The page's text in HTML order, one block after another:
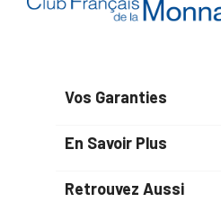
Vos Garanties
En Savoir Plus
Retrouvez Aussi